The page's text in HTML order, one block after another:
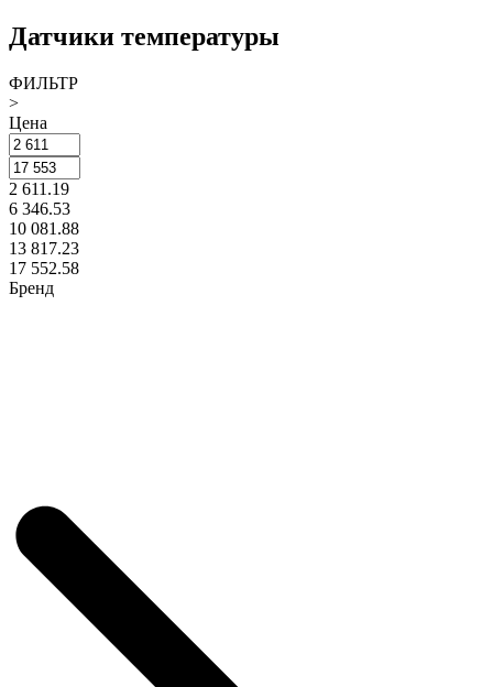
Датчики температуры
ФИЛЬТР
>
Цена
2 611.19
6 346.53
10 081.88
13 817.23
17 552.58
Бренд